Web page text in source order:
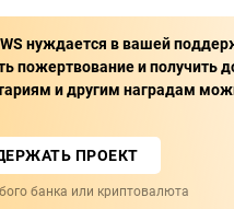
нуждается в вашей
пожертвование и получить
и другим наградам
ПРОЕКТ
банка или криптовалюта